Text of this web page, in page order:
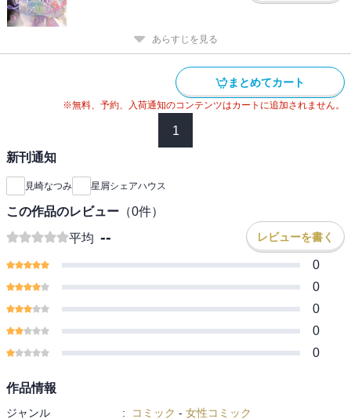
あらすじを見る
まとめてカート
※無料、予約、入荷通知のコンテンツはカートに追加されません。
1
新刊通知
見崎なつみ 星屑シェアハウス
この作品のレビュー （0件）
平均 -- レビューを書く
0
0
0
0
0
作品情報
ジャンル : コミック - 女性コミック